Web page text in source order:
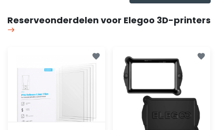
Reserveonderdelen voor Elegoo 3D-printers